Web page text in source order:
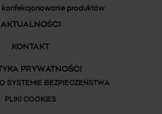
konfekcjonowanie produktów
AKTUALNOŚCI
KONTAKT
PRYWATNOŚCI
SYSTEMIE BEZPIECZEŃSTWA
PLIKI COOKIES